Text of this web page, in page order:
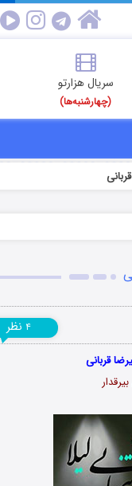
سریال هزارتو
(چهارشنبه‌ها)
۴ نظر
قربانی